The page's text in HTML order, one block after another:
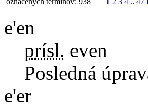
e'en
prísl. even
Posledná
e'er